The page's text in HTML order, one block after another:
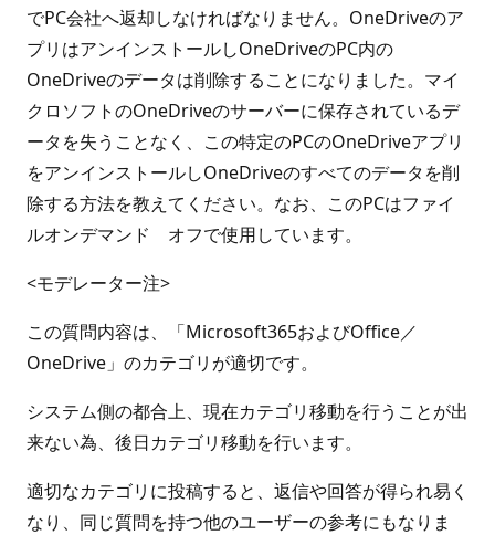
でPC会社へ返却しなければなりません。OneDriveのア
プリはアンインストールしOneDriveのPC内の
OneDriveのデータは削除することになりました。マイ
クロソフトのOneDriveのサーバーに保存されているデ
ータを失うことなく、この特定のPCのOneDriveアプリ
をアンインストールしOneDriveのすべてのデータを削
除する方法を教えてください。なお、このPCはファイ
ルオンデマンド オフで使用しています。
<モデレーター注>
この質問内容は、「Microsoft365およびOffice／
OneDrive」のカテゴリが適切です。
システム側の都合上、現在カテゴリ移動を行うことが出
来ない為、後日カテゴリ移動を行います。
適切なカテゴリに投稿すると、返信や回答が得られ易く
なり、同じ質問を持つ他のユーザーの参考にもなりま